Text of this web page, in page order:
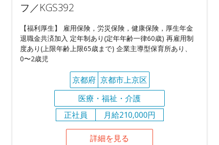
フ／KGS392
【福利厚生】 雇用保険，労災保険，健康保険，厚生年金
退職金共済加入 定年制あり(定年年齢一律60歳) 再雇用制
度あり(上限年齢上限65歳まで) 企業主導型保育所あり、
0〜2歳児
京都府 京都市上京区
医療・福祉・介護
正社員
月給210,000円
詳細を見る